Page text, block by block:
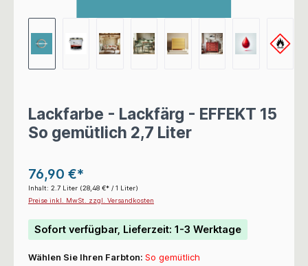
Lackfarbe - Lackfärg - EFFEKT 15
So gemütlich 2,7 Liter
76,90 €*
Inhalt: 2.7 Liter (28,48 €* / 1 Liter)
Preise inkl. MwSt. zzgl. Versandkosten
Sofort verfügbar, Lieferzeit: 1-3 Werktage
Wählen Sie Ihren Farbton: So gemütlich